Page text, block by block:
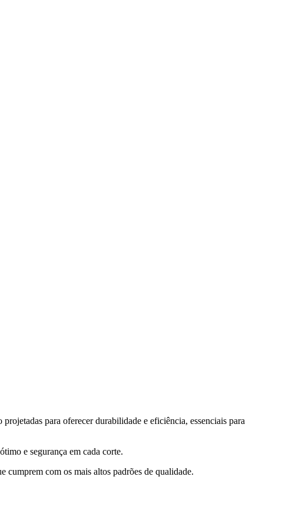
para oferecer durabilidade e eficiência, essenciais para
e segurança em cada corte.
cumprem com os mais altos padrões de qualidade.